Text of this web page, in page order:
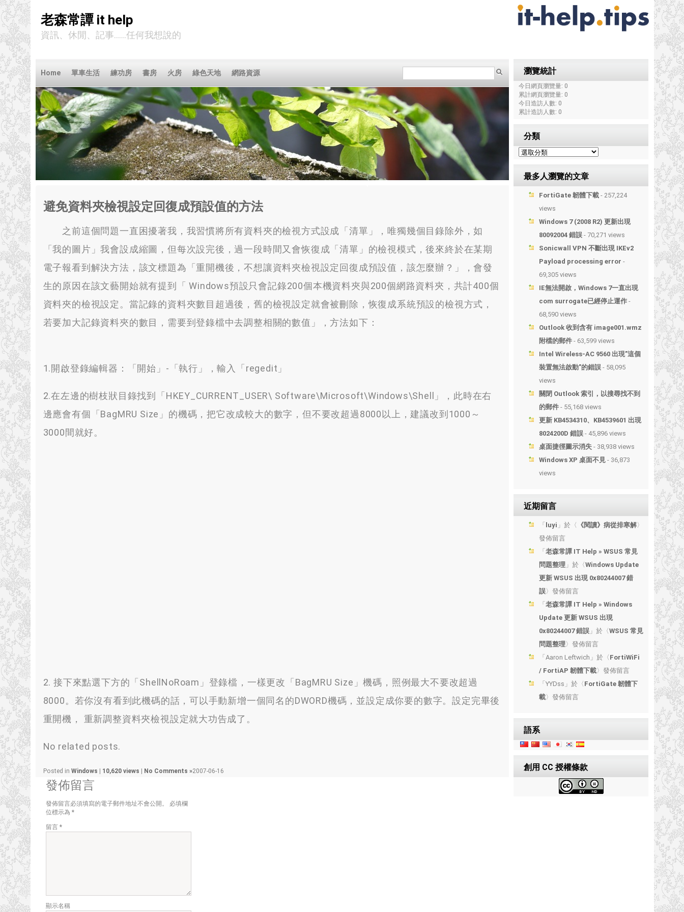
老森常譚 it help
資訊、休閒、記事……任何我想說的
Home 單車生活 練功房 書房 火房 綠色天地 網路資源
避免資料夾檢視設定回復成預設值的方法
之前這個問題一直困擾著我，我習慣將所有資料夾的檢視方式設成「清單」，唯獨幾個目錄除外，如
「我的圖片」我會設成縮圖，但每次設完後，過一段時間又會恢復成「清單」的檢視模式，後來終於在某期
電子報看到解決方法，該文標題為「重開機後，不想讓資料夾檢視設定回復成預設值，該怎麼辦？」，會發
生的原因在該文藝開始就有提到「 Windows預設只會記錄200個本機資料夾與200個網路資料夾，共計400個
資料夾的檢視設定。當記錄的資料夾數目超過後，舊的檢視設定就會被刪除，恢復成系統預設的檢視方式，
若要加大記錄資料夾的數目，需要到登錄檔中去調整相關的數值」，方法如下：
1.開啟登錄編輯器：「開始」-「執行」，輸入「regedit」
2.在左邊的樹枝狀目錄找到「HKEY_CURRENT_USER\ Software\Microsoft\Windows\Shell」，此時在右
邊應會有個「BagMRU Size」的機碼，把它改成較大的數字，但不要改超過8000以上，建議改到1000～
3000間就好。
2. 接下來點選下方的「ShellNoRoam」登錄檔，一樣更改「BagMRU Size」機碼，照例最大不要改超過
8000。若你沒有看到此機碼的話，可以手動新增一個同名的DWORD機碼，並設定成你要的數字。設定完畢後
重開機， 重新調整資料夾檢視設定就大功告成了。
No related posts.
Posted in Windows 10,620 views No Comments »2007-06-16
發佈留言
發佈留言必須填寫的電子郵件地址不會公開。
必填欄
位標示為 *
留言 *
顯示名稱
瀏覽統計
今日網頁瀏覽量: 0
累計網頁瀏覽量: 0
今日造訪人數: 0
累計造訪人數: 0
分類
最多人瀏覽的文章
FortiGate 韌體下載 - 257,224
views
Windows 7 (2008 R2) 更新出現
80092004 錯誤 - 70,271 views
Sonicwall VPN 不斷出現 IKEv2
Payload processing error -
69,305 views
IE無法開啟，Windows 7一直出現
com surrogate已經停止運作 -
68,590 views
Outlook 收到含有 image001.wmz
附檔的郵件 - 63,599 views
Intel Wireless-AC 9560 出現”這個
裝置無法啟動”的錯誤 - 58,095
views
關閉 Outlook 索引，以搜尋找不到
的郵件 - 55,168 views
更新 KB4534310、KB4539601 出現
8024200D 錯誤 - 45,896 views
桌面捷徑圖示消失 - 38,938 views
Windows XP 桌面不見 - 36,873
views
近期留言
「 luyi 」於〈 《閱讀》病從排寒解〉
發佈留言
「 老森常譚 IT Help » WSUS 常見
問題整理 」於〈Windows Update
更新 WSUS 出現 0x80244007 錯
誤〉發佈留言
「 老森常譚 IT Help » Windows
Update 更新 WSUS 出現
0x80244007 錯誤 」於〈WSUS 常見
問題整理〉發佈留言
「 Aaron Leftwich 」於〈 FortiWiFi
/ FortiAP 韌體下載〉發佈留言
「 YYDss 」於〈 FortiGate 韌體下
載〉發佈留言
語系
創用 CC 授權條款